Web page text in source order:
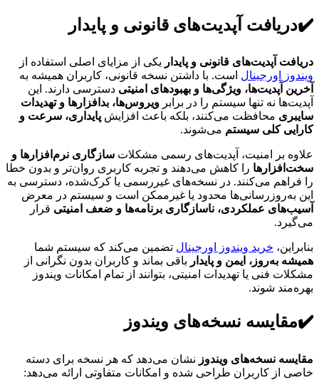
✔️دریافت آپدیت‌های قانونی و پایدار
دریافت آپدیت‌های قانونی و پایدار یکی از مزایای اصلی استفاده از
ویندوز اورجینال است. با داشتن نسخه قانونی، کاربران همیشه به
آخرین آپدیت‌ها، ویژگی‌ها و بهبودهای امنیتی دسترسی دارند. این
آپدیت‌ها نه تنها سیستم را در برابر ویروس‌ها، بدافزارها و تهدیدات
سایبری محافظت می‌کنند، بلکه باعث افزایش پایداری، سرعت و
کارایی کلی سیستم می‌شوند.
علاوه بر امنیت، آپدیت‌های رسمی مشکلات سازگاری نرم‌افزارها و
سخت‌افزارها را کاهش می‌دهند و تجربه کاربری روان‌تر و بدون خطا
را فراهم می‌کنند. در نسخه‌های غیررسمی یا کرک‌شده، دسترسی به
این به‌روزرسانی‌ها محدود یا غیرممکن است و سیستم در معرض
آسیب‌های عملکردی، ناسازگاری برنامه‌ها و ضعف امنیتی قرار
می‌گیرد.
بنابراین، خرید ویندوز اورجینال تضمین می‌کند که سیستم شما
همیشه به‌روز، ایمن و پایدار باقی بماند و کاربران بدون نگرانی از
مشکلات فنی یا تهدیدات امنیتی، بتوانند از تمام امکانات ویندوز
بهره‌مند شوند.
✔️مقایسه نسخه‌های ویندوز
مقایسه نسخه‌های ویندوز نشان می‌دهد که هر نسخه برای دسته
خاصی از کاربران طراحی شده و امکانات متفاوتی ارائه می‌دهد: